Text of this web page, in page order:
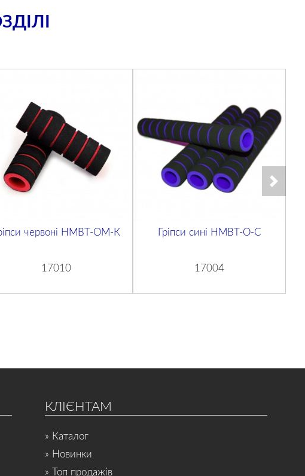
червоні НМВТ-OM-К
17010
Гріпси сині HMBT-O-С
17004
КЛІЄНТАМ
» Каталог
» Новинки
» Топ продажів